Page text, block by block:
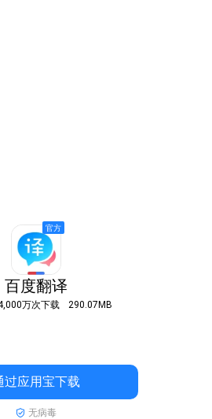
百度翻译
万次下载 290.07MB
过应用宝下载
无病毒